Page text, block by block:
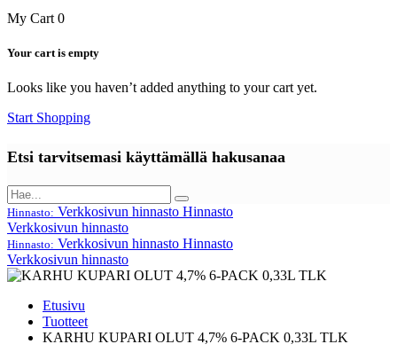
My Cart 0
Your cart is empty
Looks like you haven’t added anything to your cart yet.
Start Shopping
Etsi tarvitsemasi käyttämällä hakusanaa
Hinnasto: Verkkosivun hinnasto Hinnasto
Verkkosivun hinnasto
Hinnasto: Verkkosivun hinnasto Hinnasto
Verkkosivun hinnasto
Etusivu
Tuotteet
KARHU KUPARI OLUT 4,7% 6-PACK 0,33L TLK